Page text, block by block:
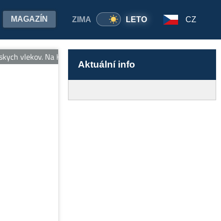
ZIMA LETO
MAGAZÍN CZ
vlekov. Na Kohútke nepotrebujete pas, ale Valašský skipas!
Aktuální info